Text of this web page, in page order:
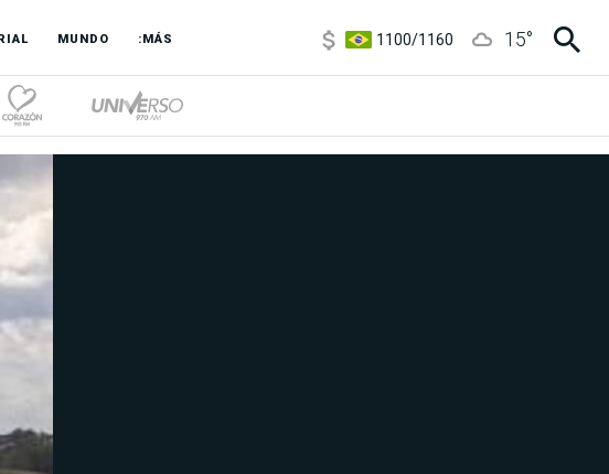
MUNDO :MÁS
3,8/4
15°